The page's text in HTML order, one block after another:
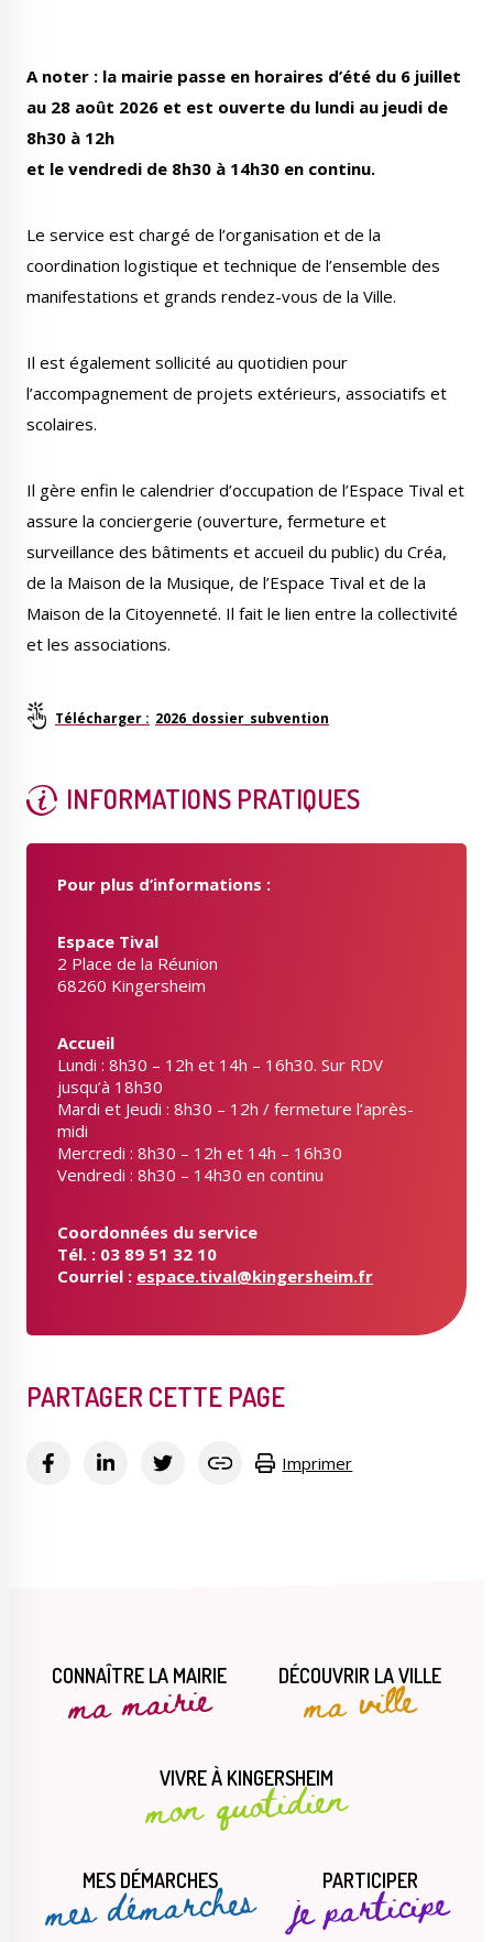
Associations Agora
Le Créa La médiathèque
A noter : la mairie passe en horaires d’été du 6 juillet
au 28 août 2026 et est ouverte du lundi au jeudi de
8h30 à 12h
et le vendredi de 8h30 à 14h30 en continu.
Le service est chargé de l’organisation et de la
coordination logistique et technique de l’ensemble des
manifestations et grands rendez-vous de la Ville.
Il est également sollicité au quotidien pour
l’accompagnement de projets extérieurs, associatifs et
scolaires.
Il gère enfin le calendrier d’occupation de l’Espace Tival et
assure la conciergerie (ouverture, fermeture et
surveillance des bâtiments et accueil du public) du Créa,
de la Maison de la Musique, de l’Espace Tival et de la
Maison de la Citoyenneté. Il fait le lien entre la collectivité
et les associations.
2026_dossier_subvention
INFORMATIONS PRATIQUES
Pour plus d’informations :
Espace Tival
2 Place de la Réunion
68260 Kingersheim
Accueil
Lundi : 8h30 – 12h et 14h – 16h30. Sur RDV
jusqu’à 18h30
Mardi et Jeudi : 8h30 – 12h / fermeture l’après-
midi
Mercredi : 8h30 – 12h et 14h – 16h30
Vendredi : 8h30 – 14h30 en continu
Coordonnées du service
Tél. : 03 89 51 32 10
Courriel : espace.tival@kingersheim.fr
PARTAGER CETTE PAGE
Imprimer
CONNAÎTRE LA MAIRIE
ma mairie DÉCOUVRIR LA VILLE
ma ville
VIVRE À KINGERSHEIM
mon quotidien
MES DÉMARCHES
mes démarches PARTICIPER
je participe